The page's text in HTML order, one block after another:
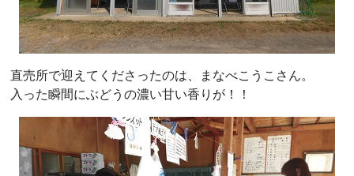
直売所で迎えてくださったのは、まなべこうこさん。
入った瞬間にぶどうの濃い甘い香りが！！